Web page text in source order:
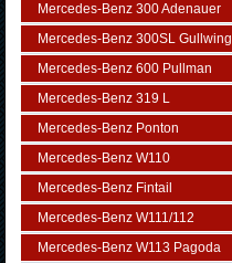
Mercedes-Benz 300 Adenauer
Mercedes-Benz 300SL Gullwing
Mercedes-Benz 600 Pullman
Mercedes-Benz 319 L
Mercedes-Benz Ponton
Mercedes-Benz W110
Mercedes-Benz Fintail
Mercedes-Benz W111/112
Mercedes-Benz W113 Pagoda